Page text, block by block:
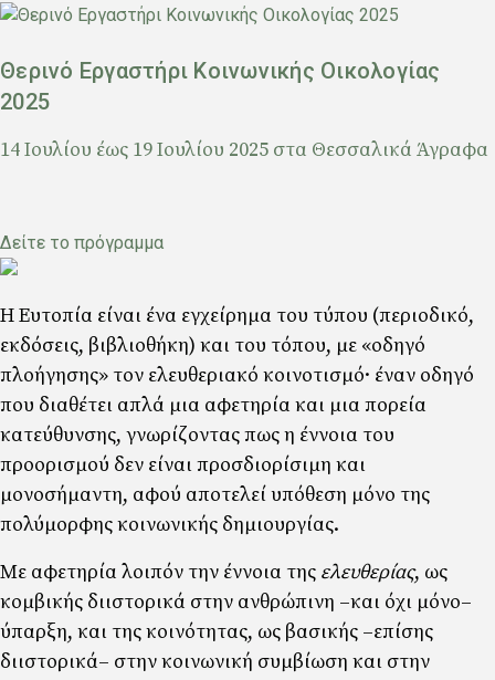
Θερινό Εργαστήρι Κοινωνικής Οικολογίας
2025
14 Ιουλίου έως 19 Ιουλίου 2025 στα Θεσσαλικά Άγραφα
Δείτε το πρόγραμμα
Η Ευτοπία είναι ένα εγχείρημα του τύπου (περιοδικό,
εκδόσεις, βιβλιοθήκη) και του τόπου, με «οδηγό
πλοήγησης» τον ελευθεριακό κοινοτισμό· έναν οδηγό
που διαθέτει απλά μια αφετηρία και μια πορεία
κατεύθυνσης, γνωρίζοντας πως η έννοια του
προορισμού δεν είναι προσδιορίσιμη και
μονοσήμαντη, αφού αποτελεί υπόθεση μόνο της
πολύμορφης κοινωνικής δημιουργίας.
Με αφετηρία λοιπόν την έννοια της ελευθερίας, ως
κομβικής διιστορικά στην ανθρώπινη –και όχι μόνο–
ύπαρξη, και της κοινότητας, ως βασικής –επίσης
διιστορικά– στην κοινωνική συμβίωση και στην